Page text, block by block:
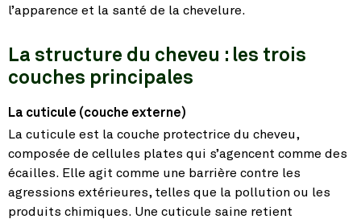
l’apparence et la santé de la chevelure.
La structure du cheveu : les trois
couches principales
La cuticule (couche externe)
La cuticule est la couche protectrice du cheveu,
composée de cellules plates qui s’agencent comme des
écailles. Elle agit comme une barrière contre les
agressions extérieures, telles que la pollution ou les
produits chimiques. Une cuticule saine retient